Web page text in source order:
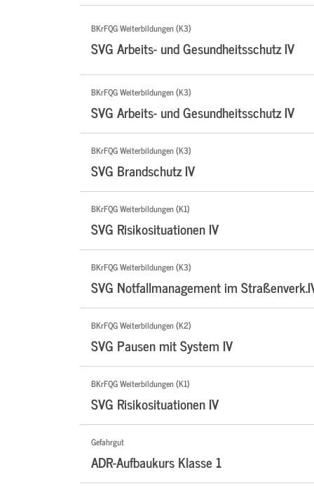
BKrFQG Weiterbildungen (K3)
SVG Arbeits- und Gesundheitsschutz IV
BKrFQG Weiterbildungen (K3)
SVG Arbeits- und Gesundheitsschutz IV
BKrFQG Weiterbildungen (K3)
SVG Brandschutz IV
BKrFQG Weiterbildungen (K1)
SVG Risikosituationen IV
BKrFQG Weiterbildungen (K3)
SVG Notfallmanagement im
BKrFQG Weiterbildungen (K2)
SVG Pausen mit System IV
BKrFQG Weiterbildungen (K1)
SVG Risikosituationen IV
Gefahrgut
ADR-Aufbaukurs Klasse 1